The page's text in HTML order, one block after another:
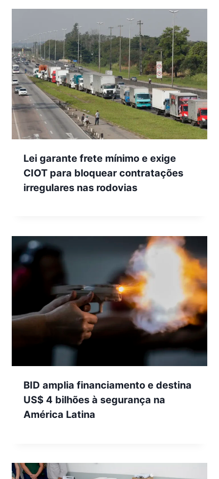
Lei garante frete mínimo e exige
CIOT para bloquear contratações
irregulares nas rodovias
BID amplia financiamento e destina
US$ 4 bilhões à segurança na
América Latina